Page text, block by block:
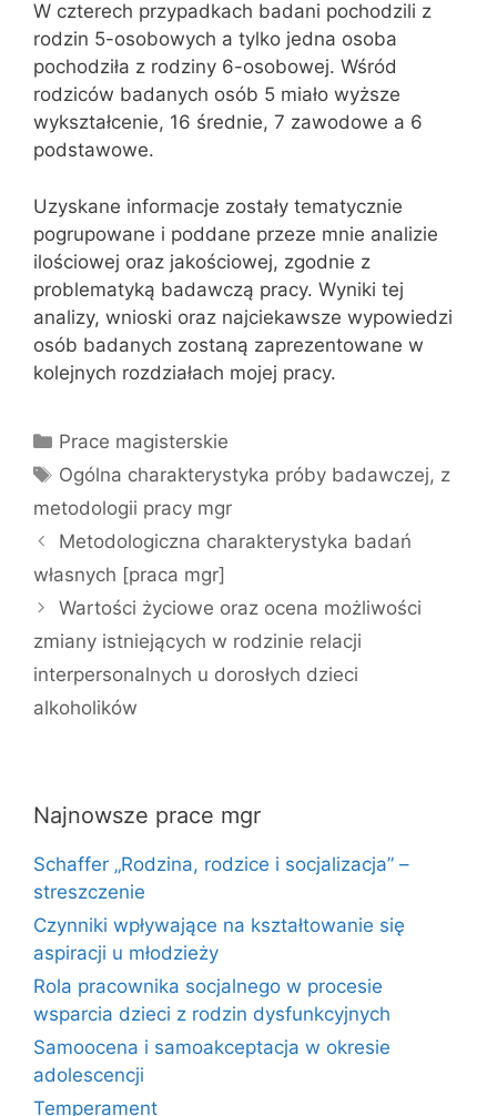
W czterech przypadkach badani pochodzili z
rodzin 5-osobowych a tylko jedna osoba
pochodziła z rodziny 6-osobowej. Wśród
rodziców badanych osób 5 miało wyższe
wykształcenie, 16 średnie, 7 zawodowe a 6
podstawowe.
Uzyskane informacje zostały tematycznie
pogrupowane i poddane przeze mnie analizie
ilościowej oraz jakościowej, zgodnie z
problematyką badawczą pracy. Wyniki tej
analizy, wnioski oraz najciekawsze wypowiedzi
osób badanych zostaną zaprezentowane w
kolejnych rozdziałach mojej pracy.
Kategorie
Prace magisterskie
Tagi
Ogólna charakterystyka próby badawczej, z
metodologii pracy mgr
Metodologiczna charakterystyka badań
własnych [praca mgr]
Wartości życiowe oraz ocena możliwości
zmiany istniejących w rodzinie relacji
interpersonalnych u dorosłych dzieci
alkoholików
Najnowsze prace mgr
Schaffer „Rodzina, rodzice i socjalizacja” –
streszczenie
Czynniki wpływające na kształtowanie się
aspiracji u młodzieży
Rola pracownika socjalnego w procesie
wsparcia dzieci z rodzin dysfunkcyjnych
Samoocena i samoakceptacja w okresie
adolescencji
Temperament